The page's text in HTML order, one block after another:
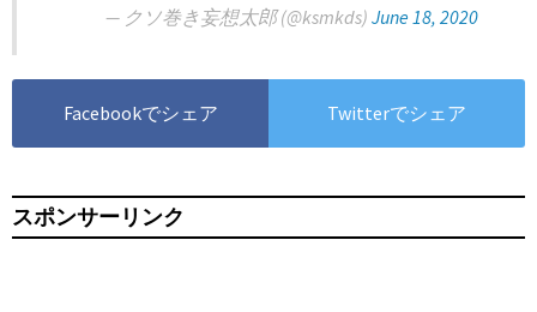
— クソ巻き妄想太郎 (@ksmkds) June 18, 2020
Facebookでシェア Twitterでシェア
スポンサーリンク